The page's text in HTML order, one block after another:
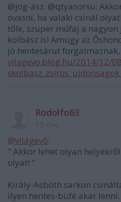
@jog-ász: @qtyasorsu:
ovasni, ha valaki csinál
tőle, szuper műfaj a
kolbász is! Amúgy az
jó hentesárut
vilagevo.blog.hu/2014/12/
Rodolfo63
@világevő:
" Akkor lehet olyan
olyat! "
Király-Asbóth sarkon
ilyen hentes-büfé akar